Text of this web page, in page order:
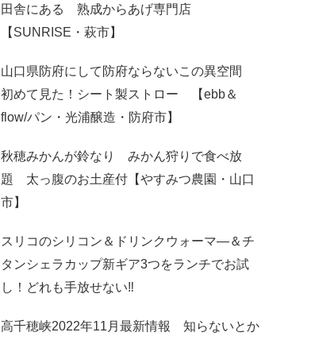
田舎にある 熟成からあげ専門店
【SUNRISE・萩市】
山口県防府にして防府ならないこの異空間
初めて見た！シート製ストロー 【ebb＆
flow/パン・光浦醸造・防府市】
秋穂みかんが鈴なり みかん狩りで食べ放
題 太っ腹のお土産付【やすみつ農園・山口
市】
スリコのシリコン＆ドリンクウォーマ―＆チ
タンシェラカップ新ギア3つをランチでお試
し！どれも手放せない‼
高千穂峡2022年11月最新情報 知らないとか